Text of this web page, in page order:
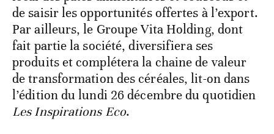
de saisir les opportunités offertes à l’export.
Par ailleurs, le Groupe Vita Holding, dont
fait partie la société, diversifiera ses
produits et complétera la chaine de valeur
de transformation des céréales, lit-on dans
l’édition du lundi 26 décembre du quotidien
Les Inspirations Eco.